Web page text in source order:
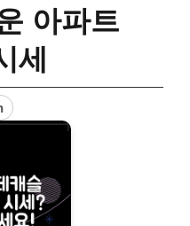
아파트
세